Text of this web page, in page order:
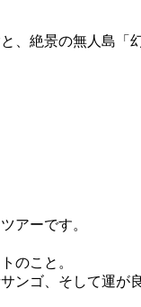
、絶景の無人島
アーです。
のこと。
ゴ、そして運が